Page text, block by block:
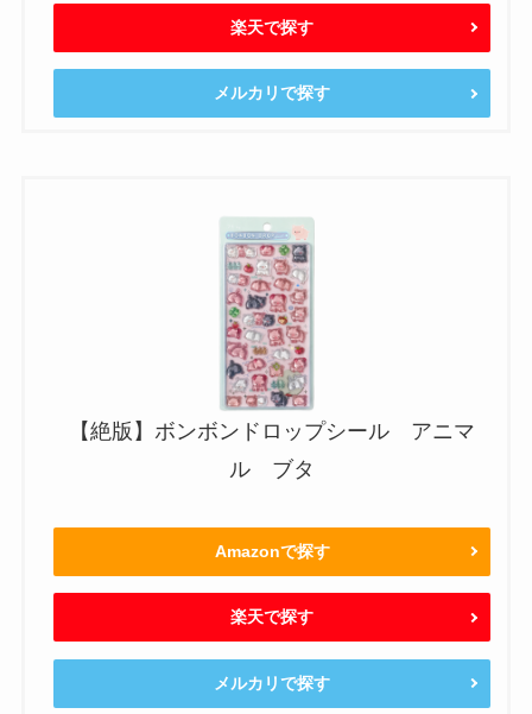
楽天で探す
メルカリで探す
【絶版】ボンボンドロップシール アニマ
ル ブタ
Amazonで探す
楽天で探す
メルカリで探す